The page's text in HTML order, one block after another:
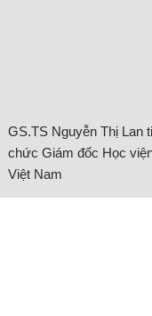
GS.TS Nguyễn Thị Lan
chức Giám đốc Học
Việt Nam